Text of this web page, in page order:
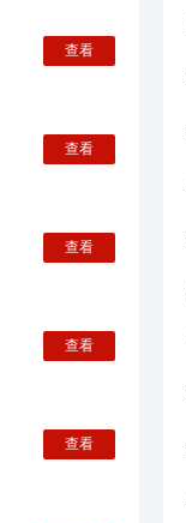
查看
查看
查看
查看
查看